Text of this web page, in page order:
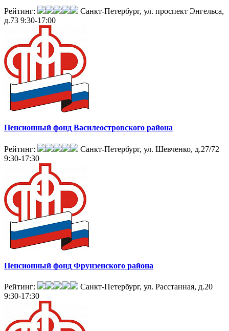
Рейтинг:
Санкт-Петербург, ул. проспект Энгельса,
д.73 9:30-17:00
Пенсионный фонд Василеостровского района
Рейтинг:
Санкт-Петербург, ул. Шевченко, д.27/72
9:30-17:30
Пенсионный фонд Фрунзенского района
Рейтинг:
Санкт-Петербург, ул. Расстанная, д.20
9:30-17:30